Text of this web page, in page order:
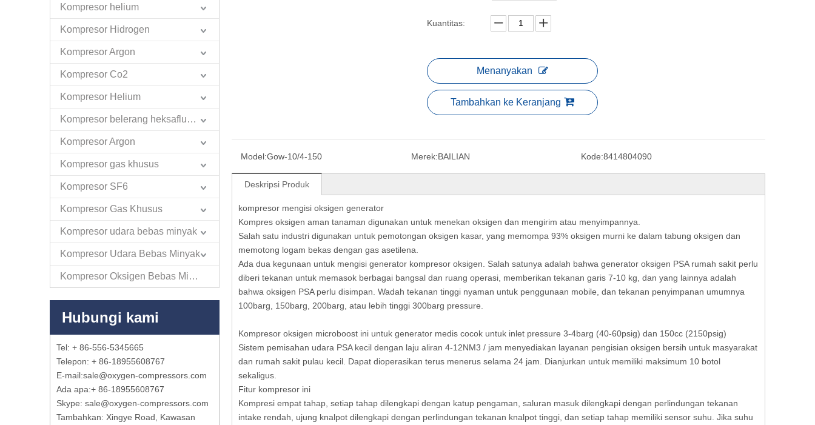
Kompresor helium
Kompresor Hidrogen
Kompresor Argon
Kompresor Co2
Kompresor Helium
Kompresor belerang heksafluorida
Kompresor Argon
Kompresor gas khusus
Kompresor SF6
Kompresor Gas Khusus
Kompresor udara bebas minyak
Kompresor Udara Bebas Minyak
Kompresor Oksigen Bebas Minyak
Hubungi kami
Tel: + 86-556-5345665
Telepon: + 86-18955608767
E-mail:sale@oxygen-compressors.com
Ada apa:+ 86-18955608767
Skype: sale@oxygen-compressors.com
Tambahkan: Xingye Road, Kawasan
Kuantitas:
Menanyakan
Tambahkan ke Keranjang
Model:Gow-10/4-150 Merek:BAILIAN Kode:8414804090
Deskripsi Produk
kompresor mengisi oksigen generator
Kompres oksigen aman tanaman digunakan untuk menekan oksigen dan mengirim atau menyimpannya.
Salah satu industri digunakan untuk pemotongan oksigen kasar, yang memompa 93% oksigen murni ke dalam tabung oksigen dan
memotong logam bekas dengan gas asetilena.
Ada dua kegunaan untuk mengisi generator kompresor oksigen. Salah satunya adalah bahwa generator oksigen PSA rumah sakit perlu
diberi tekanan untuk memasok berbagai bangsal dan ruang operasi, memberikan tekanan garis 7-10 kg, dan yang lainnya adalah
bahwa oksigen PSA perlu disimpan. Wadah tekanan tinggi nyaman untuk penggunaan mobile, dan tekanan penyimpanan umumnya
100barg, 150barg, 200barg, atau lebih tinggi 300barg pressure.
Kompresor oksigen microboost ini untuk generator medis cocok untuk inlet pressure 3-4barg (40-60psig) dan 150cc (2150psig)
Sistem pemisahan udara PSA kecil dengan laju aliran 4-12NM3 / jam menyediakan layanan pengisian oksigen bersih untuk masyarakat
dan rumah sakit pulau kecil. Dapat dioperasikan terus menerus selama 24 jam. Dianjurkan untuk memiliki maksimum 10 botol
sekaligus.
Fitur kompresor ini
Kompresi empat tahap, setiap tahap dilengkapi dengan katup pengaman, saluran masuk dilengkapi dengan perlindungan tekanan
intake rendah, ujung knalpot dilengkapi dengan perlindungan tekanan knalpot tinggi, dan setiap tahap memiliki sensor suhu. Jika suhu